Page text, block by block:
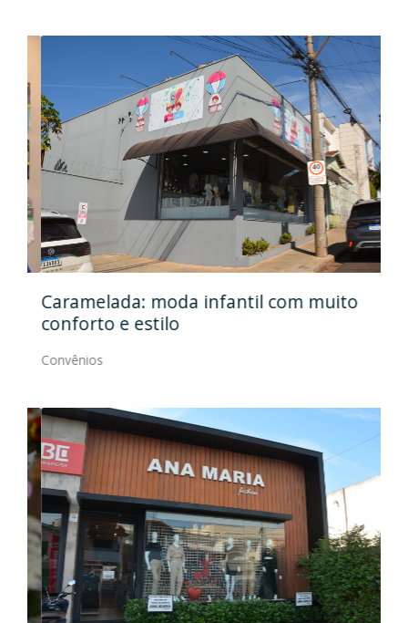
Caramelada: moda infantil com muito
conforto e estilo
Convênios